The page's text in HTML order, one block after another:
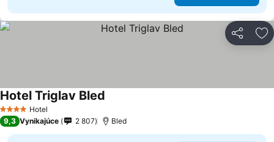
Zdieľať
4 Počet hviezdičiek
Hotel
Hotel Triglav Bled
9,3 Vynikajúce 2 807 Bled